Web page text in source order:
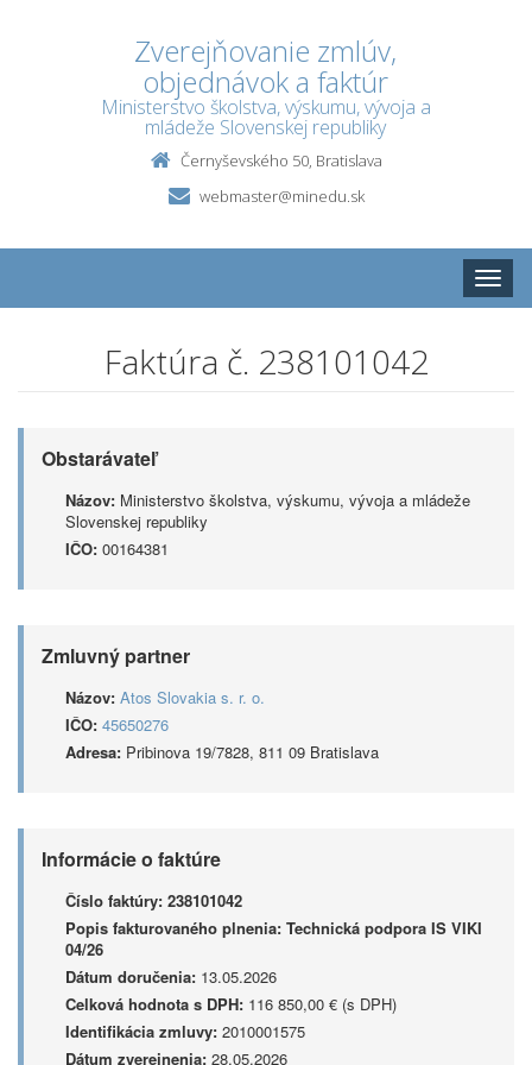
Zverejňovanie zmlúv,
objednávok a faktúr
Ministerstvo školstva, výskumu, vývoja a
mládeže Slovenskej republiky
Černyševského 50, Bratislava
webmaster@minedu.sk
Toggle
Faktúra č. 238101042
Obstarávateľ
Názov: Ministerstvo školstva, výskumu, vývoja a mládeže
Slovenskej republiky
IČO: 00164381
Zmluvný partner
Názov: Atos Slovakia s. r. o.
IČO: 45650276
Adresa: Pribinova 19/7828, 811 09 Bratislava
Informácie o faktúre
Číslo faktúry: 238101042
Popis fakturovaného plnenia: Technická podpora IS VIKI
04/26
Dátum doručenia: 13.05.2026
Celková hodnota s DPH: 116 850,00 € (s DPH)
Identifikácia zmluvy: 2010001575
Dátum zverejnenia: 28.05.2026